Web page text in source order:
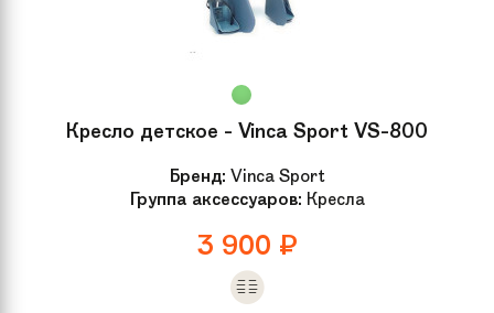
Кресло детское - Vinca Sport VS-800
Бренд: Vinca Sport
Группа аксессуаров: Кресла
3 900 ₽